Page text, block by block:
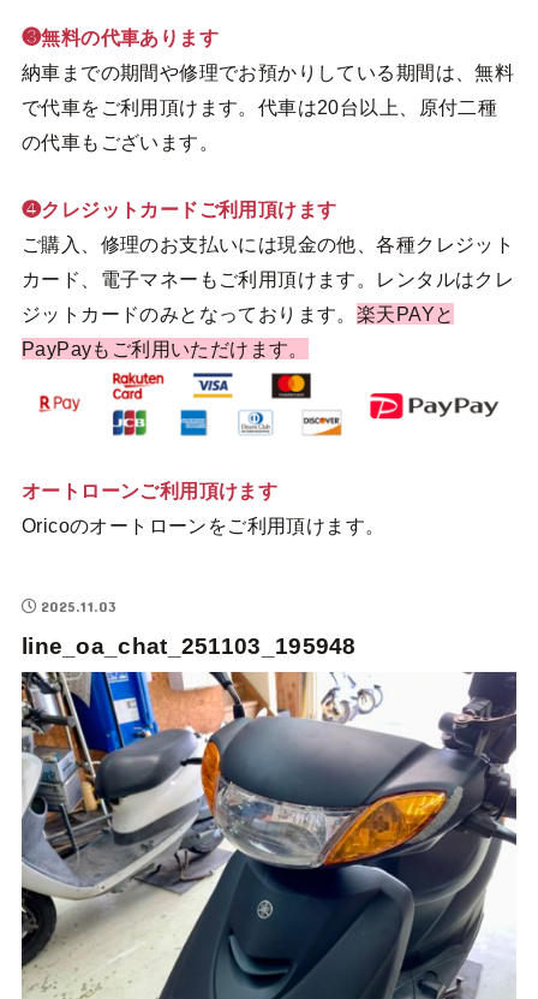
❸無料の代車あります
納車までの期間や修理でお預かりしている期間は、無料
で代車をご利用頂けます。代車は20台以上、原付二種
の代車もございます。
❹クレジットカードご利用頂けます
ご購入、修理のお支払いには現金の他、各種クレジット
カード、電子マネーもご利用頂けます。レンタルはクレ
ジットカードのみとなっております。 楽天PAYと
PayPayもご利用いただけます。
オートローンご利用頂けます
Oricoのオートローンをご利用頂けます。
2025.11.03
line_oa_chat_251103_195948